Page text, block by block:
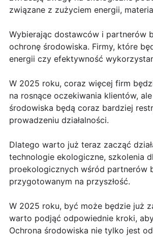
związane z zużyciem energii,
Wybierając dostawców i partnerów
ochronę środowiska. Firmy, które
energii czy efektywność
W 2025 roku, coraz więcej firm
na rosnące oczekiwania klientów,
środowiska będą coraz bardziej
prowadzeniu działalności.
Dlatego warto już teraz zacząć
technologie ekologiczne, szkolenia
proekologicznych wśród partnerów
przygotowanym na przyszłość.
W 2025 roku, być może będzie już
warto podjąć odpowiednie kroki,
Ochrona środowiska nie tylko jest